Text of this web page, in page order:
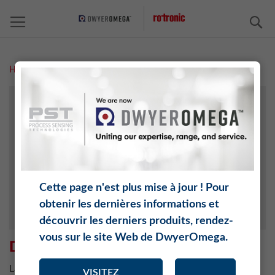
Home Déclaration de confidentialité
DÉCLARATION DE CONFIDENTIALITÉ
La présente déclaration de confidentialité vous explique la
ADRESSES SUISSE
HORAIRES D'OUVERTURE
DÉCLARATION DE CONFIDENTIALITÉ
VOS PARTENAIRES
Cette page n'est plus mise à jour ! Pour
obtenir les dernières informations et
découvrir les derniers produits, rendez-
vous sur le site Web de DwyerOmega.
VISITEZ